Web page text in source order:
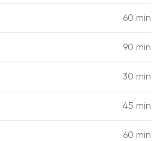
60 min
90 min
30 min
45 min
60 min